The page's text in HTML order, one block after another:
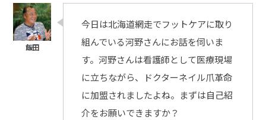
今日は北海道網走でフットケアに取り
組んでいる河野さんにお話を伺いま
す。河野さんは看護師として医療現場
に立ちながら、ドクターネイル爪革命
に加盟されましたよね。まずは自己紹
介をお願いできますか？